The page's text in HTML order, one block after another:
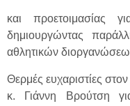
και προετοιμασίας
δημιουργώντας
αθλητικών
Θερμές ευχαριστίες
κ. Γιάννη Βρούτση